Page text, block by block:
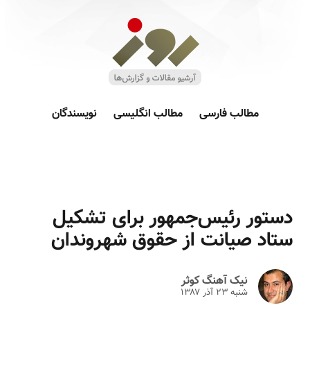
مطالب فارسی مطالب انگلیسی نویسندگان
دستور رئیس‌جمهور برای تشکیل
ستاد صیانت از حقوق شهروندان
نیک آهنگ کوثر
شنبه ۲۳ آذر ۱۳۸۷